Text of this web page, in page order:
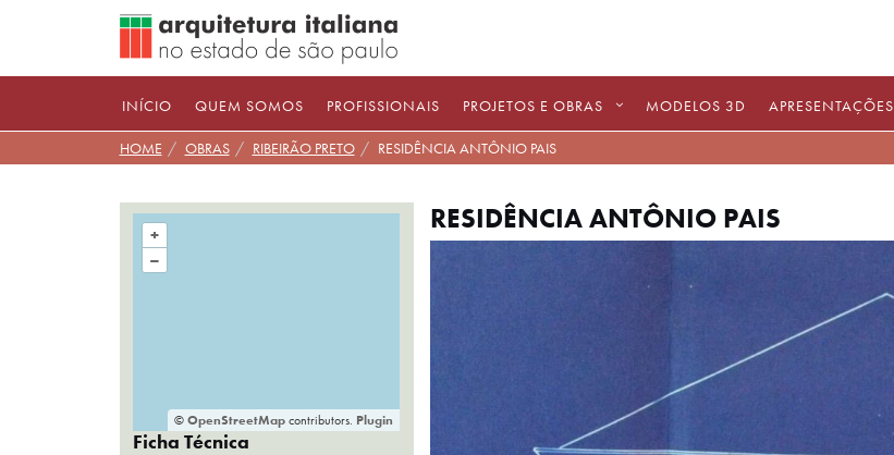
INÍCIO QUEM SOMOS PROFISSIONAIS PROJETOS E OBRAS MODELOS 3D APRESENTAÇÕES
HOME OBRAS RIBEIRÃO PRETO RESIDÊNCIA ANTÔNIO PAIS
+
–
©OpenStreetMapcontributors. Plugin
Ficha Técnica
RESIDÊNCIA ANTÔNIO PAIS